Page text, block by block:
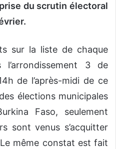
du scrutin électoral
sur la liste de chaque
3 de
de l’après-midi de ce
élections municipales
Faso, seulement
sont venus s’acquitter
même constat est fait